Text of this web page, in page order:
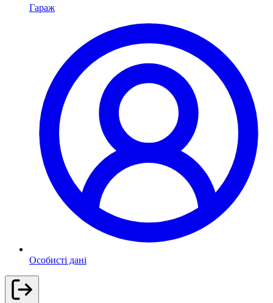
Гараж
Особисті дані